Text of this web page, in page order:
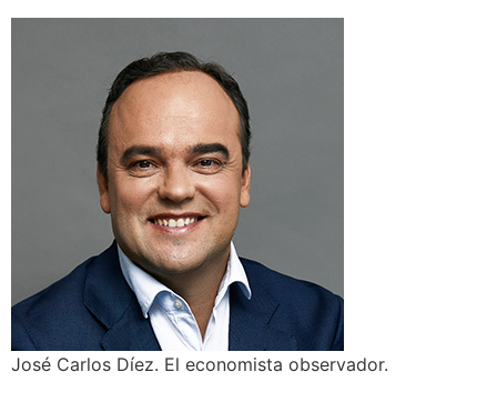
José Carlos Díez. El economista observador.